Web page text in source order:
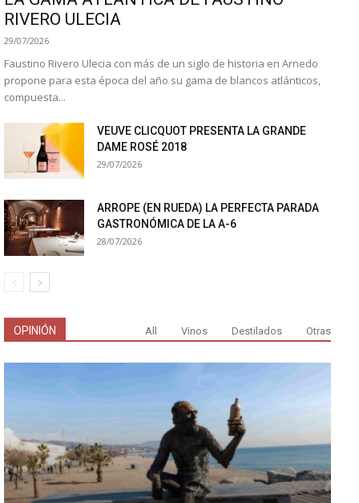
RIVERO ULECIA
29/07/2026
Faustino Rivero Ulecia con más de un siglo de historia en Arnedo
propone para esta época del año su gama de blancos atlánticos,
compuesta...
VEUVE CLICQUOT PRESENTA LA GRANDE
DAME ROSÉ 2018
29/07/2026
ARROPE (EN RUEDA) LA PERFECTA PARADA
GASTRONÓMICA DE LA A-6
28/07/2026
OPINIÓN All Vinos Destilados Otras